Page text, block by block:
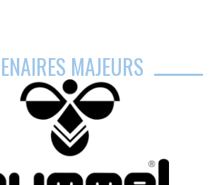
MAJEURS